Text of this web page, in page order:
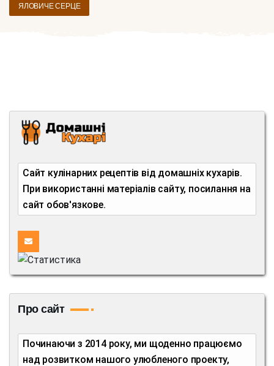
ЯЛОВИЧЕ СЕРЦЕ
Сайт кулінарних рецептів від домашніх кухарів.
При використанні матеріалів сайту, посилання на
сайт обов'язкове.
Про сайт
Починаючи з 2014 року, ми щоденно працюємо
над розвитком нашого улюбленого проекту,